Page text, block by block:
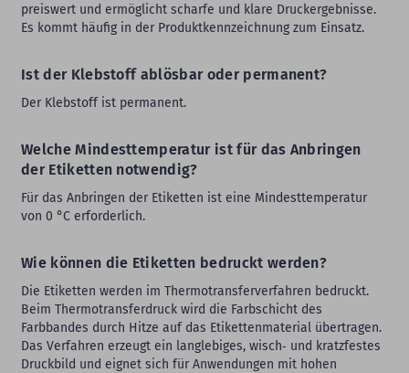
preiswert und ermöglicht scharfe und klare Druckergebnisse.
Es kommt häufig in der Produktkennzeichnung zum Einsatz.
Ist der Klebstoff ablösbar oder permanent?
Der Klebstoff ist permanent.
Welche Mindesttemperatur ist für das Anbringen
der Etiketten notwendig?
Für das Anbringen der Etiketten ist eine Mindesttemperatur
von 0 °C erforderlich.
Wie können die Etiketten bedruckt werden?
Die Etiketten werden im Thermotransferverfahren bedruckt.
Beim Thermotransferdruck wird die Farbschicht des
Farbbandes durch Hitze auf das Etikettenmaterial übertragen.
Das Verfahren erzeugt ein langlebiges, wisch‑ und kratzfestes
Druckbild und eignet sich für Anwendungen mit hohen